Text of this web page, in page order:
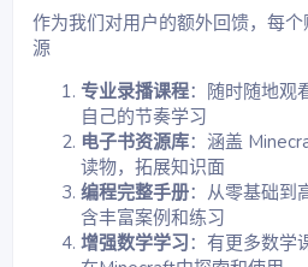
作为我们对用户的额外回馈，每
源
专业录播课程：随时随地观
自己的节奏学习​
电子书资源库：涵盖
读物，拓展知识面​
编程完整手册：从零基础到
含丰富案例和练习​
增强数学学习：有更多数学